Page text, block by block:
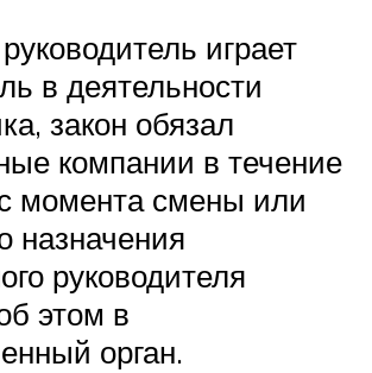
играет
в деятельности
закон обязал
компании в течение
момента смены или
назначения
руководителя
этом в
орган.